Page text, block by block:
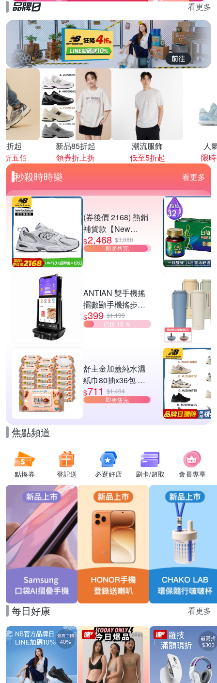
看更多
折起
折五佰
新品85折起
領券折上折
潮流服飾
低至5折起
人
限
秒殺時時樂 看更多
(券後價 2168) 熱銷
補貨款【New
Balance】復古運動
鞋_中性_白銀
$2,468 $3,080
即將售完
ANTIAN 雙手機搖
擺數顯手機搖步機
靜音自動計步器 搖
步器 刷步數神器 搖
$399 $1,199
已搶 15 ％
舒主金加蓋純水濕
紙巾80抽x36包 台
灣製 濕巾
$711 $1,404
即將售完
焦點頻道
點換券 登記送 必逛好店 刷卡/超取 會員專享
每日好康 看更多